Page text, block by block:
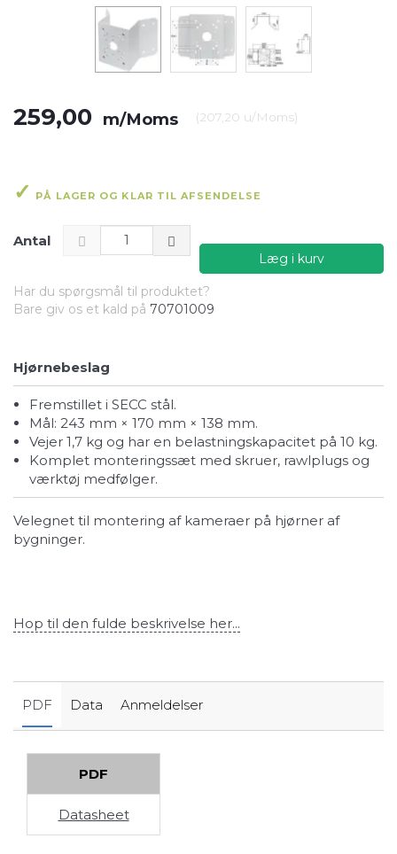
259,00 m/Moms (207,20 u/Moms)
PÅ LAGER OG KLAR TIL AFSENDELSE
Antal
Læg i kurv
Har du spørgsmål til produktet?
Bare giv os et kald på 70701009
Hjørnebeslag
Fremstillet i SECC stål.
Mål: 243 mm × 170 mm × 138 mm.
Vejer 1,7 kg og har en belastningskapacitet på 10 kg.
Komplet monteringssæt med skruer, rawlplugs og
værktøj medfølger.
Velegnet til montering af kameraer på hjørner af
bygninger.
Hop til den fulde beskrivelse her...
PDF Data Anmeldelser
PDF
Datasheet